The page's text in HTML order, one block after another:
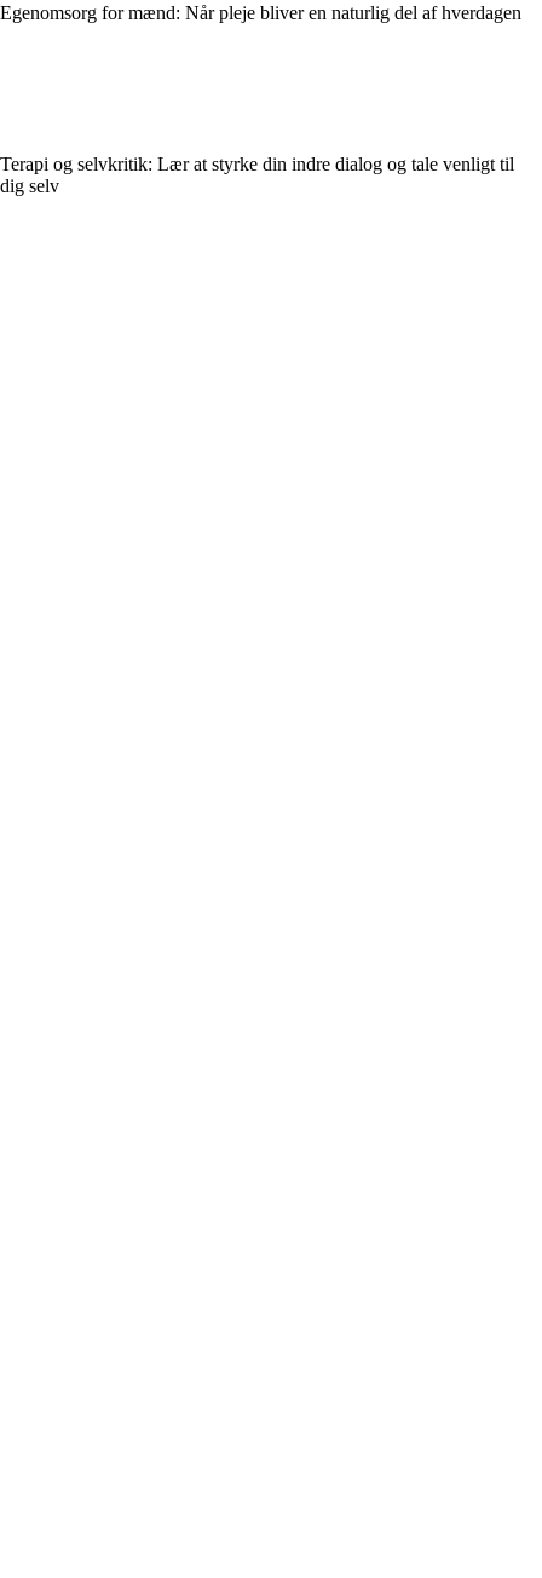
Egenomsorg for mænd: Når pleje bliver en naturlig del af hverdagen
Terapi og selvkritik: Lær at styrke din indre dialog og tale venligt til
dig selv